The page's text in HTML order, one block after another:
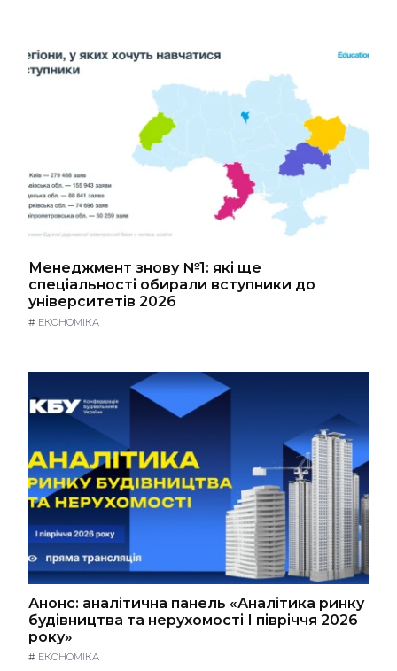
Менеджмент знову №1: які ще
спеціальності обирали вступники до
університетів 2026
# ЕКОНОМІКА
Анонс: аналітична панель «Аналітика ринку
будівництва та нерухомості І півріччя 2026
року»
# ЕКОНОМІКА